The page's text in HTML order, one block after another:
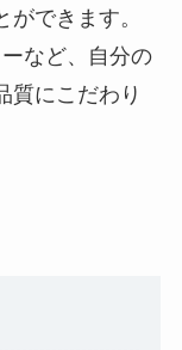
できます。
など、自分の
質にこだわり